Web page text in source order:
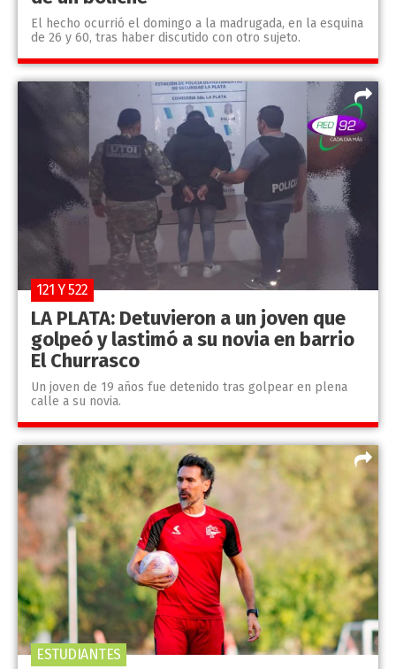
El hecho ocurrió el domingo a la madrugada, en la esquina
de 26 y 60, tras haber discutido con otro sujeto.
LA PLATA: Detuvieron a un joven que
golpeó y lastimó a su novia en barrio
El Churrasco
Un joven de 19 años fue detenido tras golpear en plena
calle a su novia.
121 Y 522
ESTUDIANTES